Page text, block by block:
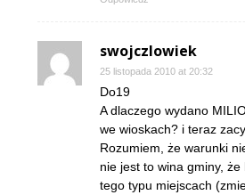
swojczlowiek
25 listopada 2010 at 20:32
Do19
A dlaczego wydano
we wioskach? i teraz
Rozumiem, że warunki
nie jest to wina gminy,
tego typu miejscach